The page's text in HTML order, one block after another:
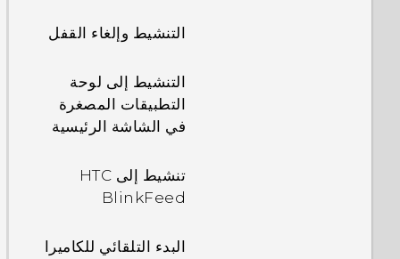
التنشيط وإلغاء القفل
التنشيط إلى لوحة
التطبيقات المصغرة
في الشاشة الرئيسية
تنشيط إلى HTC
BlinkFeed
البدء التلقائي للكاميرا